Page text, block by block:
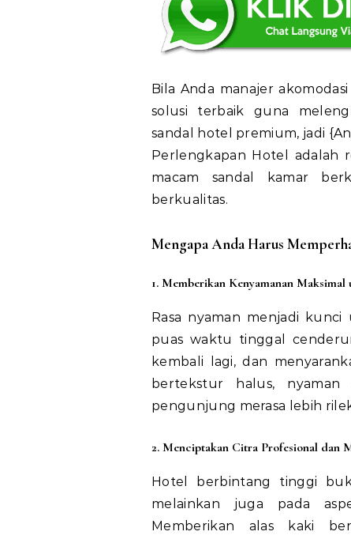
Bila Anda manajer
solusi terbaik guna
sandal hotel premium, jadi
Perlengkapan Hotel adalah
macam sandal kamar
berkualitas.
Mengapa Anda Harus
1. Memberikan Kenyamanan Maksimal
Rasa nyaman menjadi
puas waktu tinggal
kembali lagi, dan
bertekstur halus,
pengunjung merasa lebih
2. Menciptakan Citra Profesional dan
Hotel berbintang tinggi
melainkan juga pada
Memberikan alas kaki